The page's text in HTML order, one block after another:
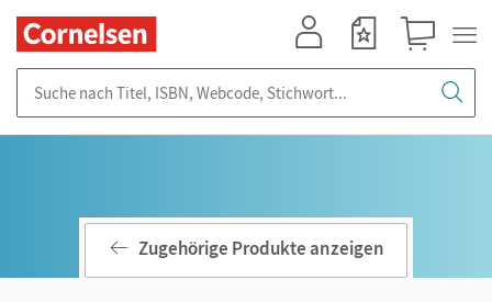
Zugehörige Produkte anzeigen